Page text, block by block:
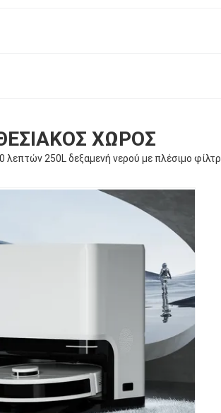
ΧΏΡΟΣ
λεπτών 250L δεξαμενή νερού με πλέσιμο